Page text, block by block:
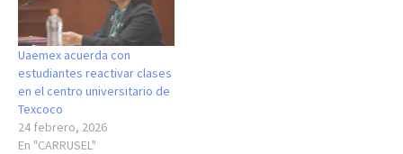
Uaemex acuerda con
estudiantes reactivar clases
en el centro universitario de
Texcoco
24 febrero, 2026
En "CARRUSEL"